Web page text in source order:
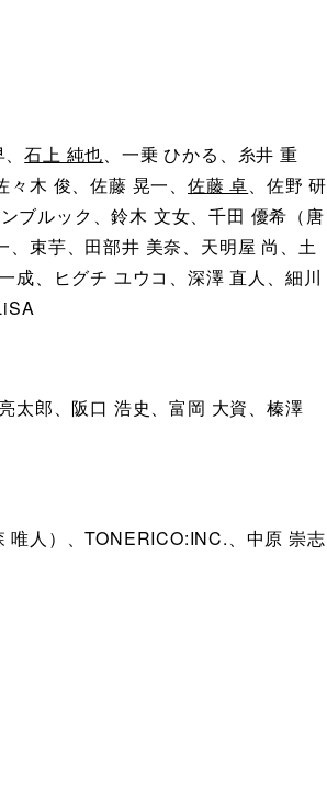
、石上 純也、一乗 ひかる、糸井 重
々木 俊、佐藤 晃一、佐藤 卓、佐野 研
ブルック、鈴木 文女、千田 優希（唐
束芋、田部井 美奈、天明屋 尚、土
成、ヒグチ ユウコ、深澤 直人、細川
太郎、阪口 浩史、富岡 大資、榛澤
唯人）、TONERICO:INC.、中原 崇志